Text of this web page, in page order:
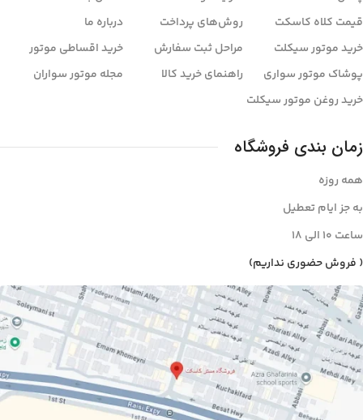
قیمت کلاه کاسکت
خرید موتور سیکلت
پوشاک موتور سواری
خرید روغن موتور سیکلت
روش‌های پرداخت
مراحل ثبت سفارش
راهنمای خرید کالا
درباره ما
خرید اقساطی موتور
مجله موتور سواران
زمان بندی فروشگاه
همه روزه
به جز ایام تعطیل
ساعت ۱۰ الی ۱8
( فروش حضوری نداریم)